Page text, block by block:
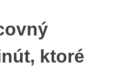
ktoré